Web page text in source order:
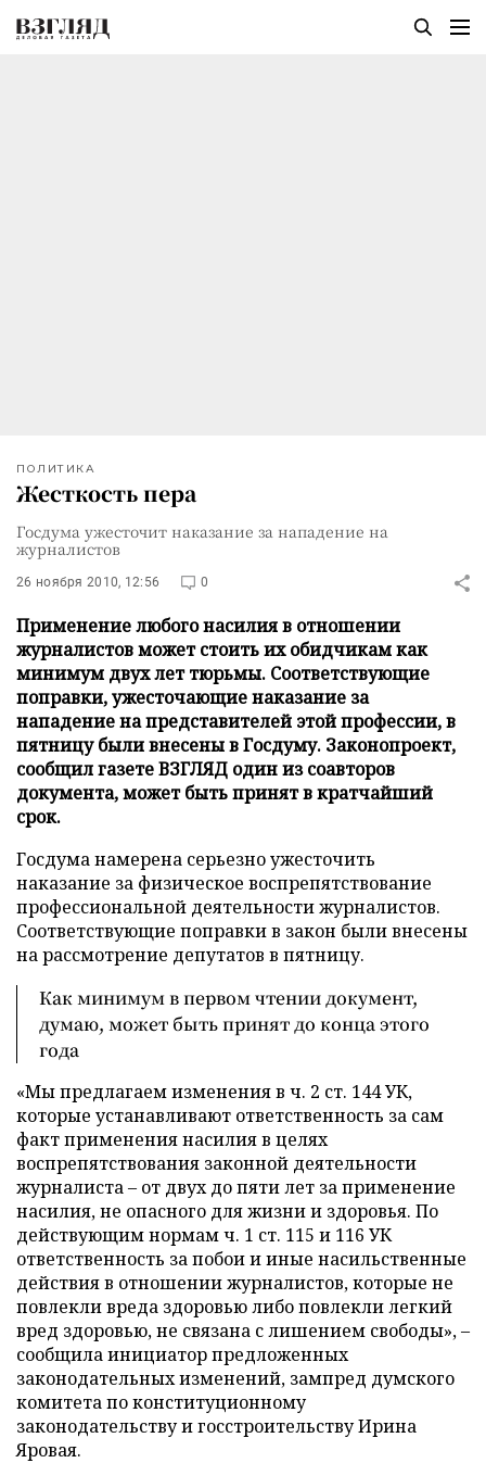
ПОЛИТИКА
Жесткость пера
Госдума ужесточит наказание за нападение на
журналистов
26 ноября 2010, 12:56 0
Применение любого насилия в отношении
журналистов может стоить их обидчикам как
минимум двух лет тюрьмы. Соответствующие
поправки, ужесточающие наказание за
нападение на представителей этой профессии, в
пятницу были внесены в Госдуму. Законопроект,
сообщил газете ВЗГЛЯД один из соавторов
документа, может быть принят в кратчайший
срок.
Госдума намерена серьезно ужесточить
наказание за физическое воспрепятствование
профессиональной деятельности журналистов.
Соответствующие поправки в закон были внесены
на рассмотрение депутатов в пятницу.
Как минимум в первом чтении документ,
думаю, может быть принят до конца этого
года
«Мы предлагаем изменения в ч. 2 ст. 144 УК,
которые устанавливают ответственность за сам
факт применения насилия в целях
воспрепятствования законной деятельности
журналиста – от двух до пяти лет за применение
насилия, не опасного для жизни и здоровья. По
действующим нормам ч. 1 ст. 115 и 116 УК
ответственность за побои и иные насильственные
действия в отношении журналистов, которые не
повлекли вреда здоровью либо повлекли легкий
вред здоровью, не связана с лишением свободы», –
сообщила инициатор предложенных
законодательных изменений, зампред думского
комитета по конституционному
законодательству и госстроительству Ирина
Яровая.